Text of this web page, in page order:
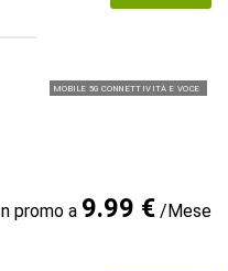
MOBILE 5G CONNETTIVITÀ E VOCE
In promo a 9.99 €/Mese